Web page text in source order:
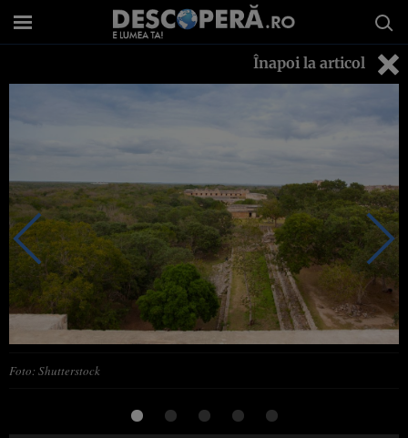
Înapoi la articol
Foto: Shutterstock